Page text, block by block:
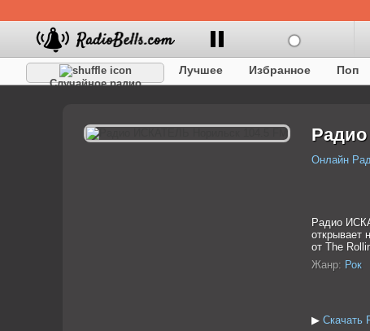
Случайное радио
Лучшее Избранное Поп
Онлайн
Радио
открывает
от The
Жанр: Рок
▶ Скачать